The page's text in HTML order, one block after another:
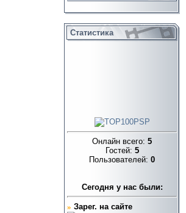
Статистика
Онлайн всего: 5
Гостей: 5
Пользователей: 0
Cегодня у нас были:
» Зарег. на сайте